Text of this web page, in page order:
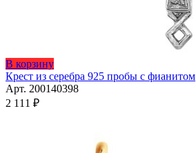
В корзинуЭтот
товар
имеет
Крест из серебра 925 пробы с фианитом
Арт. 200140398
2 111 ₽